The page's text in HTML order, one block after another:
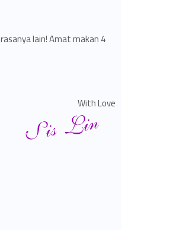
lain! Amat makan 4
With Love